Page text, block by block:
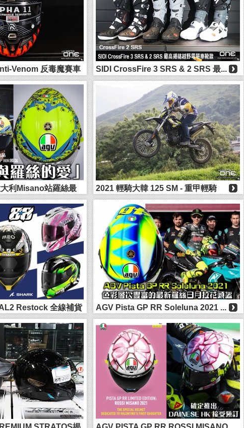
Venom 反毒魔賽車
SIDI CrossFire 3 SRS & 2 SRS 最...
利Misano站羅絲最
2021 輕騎大韓 125 SM - 重甲輕騎
Restock 全線補貨
AGV Pista GP RR Soleluna 2021 ...